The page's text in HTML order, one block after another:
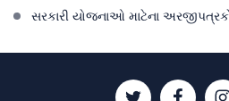
સરકારી યોજનાઓ માટેના
Twitter